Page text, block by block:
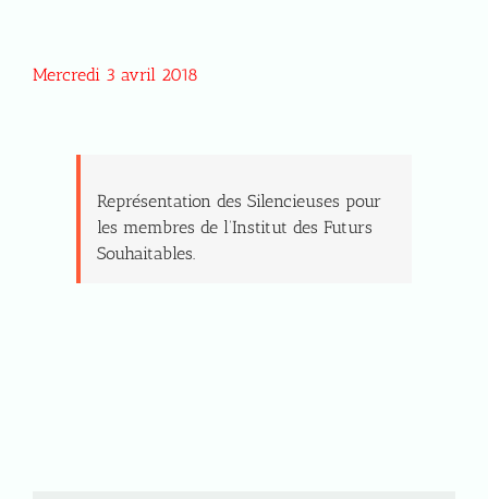
Mercredi 3 avril 2018
Représentation des Silencieuses pour
les membres de l’Institut des Futurs
Souhaitables.